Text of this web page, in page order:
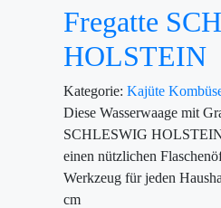
Fregatte
HOLSTEIN
Kategorie: Kajüte
Diese Wasserwaage mit
SCHLESWIG
einen nützlichen
Werkzeug für jeden
cm